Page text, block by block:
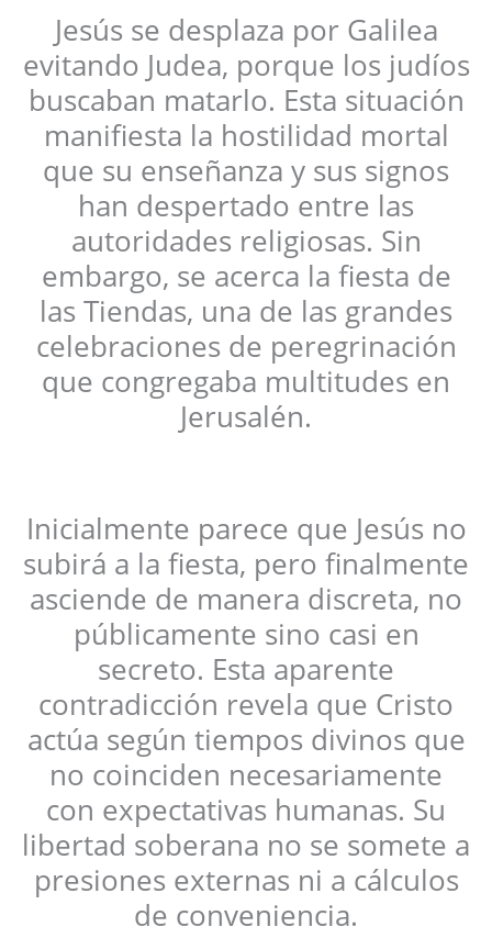
Jesús se desplaza por Galilea
evitando Judea, porque los judíos
buscaban matarlo. Esta situación
manifiesta la hostilidad mortal
que su enseñanza y sus signos
han despertado entre las
autoridades religiosas. Sin
embargo, se acerca la fiesta de
las Tiendas, una de las grandes
celebraciones de peregrinación
que congregaba multitudes en
Jerusalén.
Inicialmente parece que Jesús no
subirá a la fiesta, pero finalmente
asciende de manera discreta, no
públicamente sino casi en
secreto. Esta aparente
contradicción revela que Cristo
actúa según tiempos divinos que
no coinciden necesariamente
con expectativas humanas. Su
libertad soberana no se somete a
presiones externas ni a cálculos
de conveniencia.